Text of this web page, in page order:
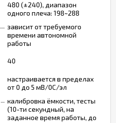
480 (±240), диапазон
одного плеча: 198~288
зависит от требуемого
времени автономной
работы
40
настраивается в пределах
от 0 до 5 мВ/0С/эл
калибровка ёмкости, тесты
(10-ти секундный, на
заданное время работы, до